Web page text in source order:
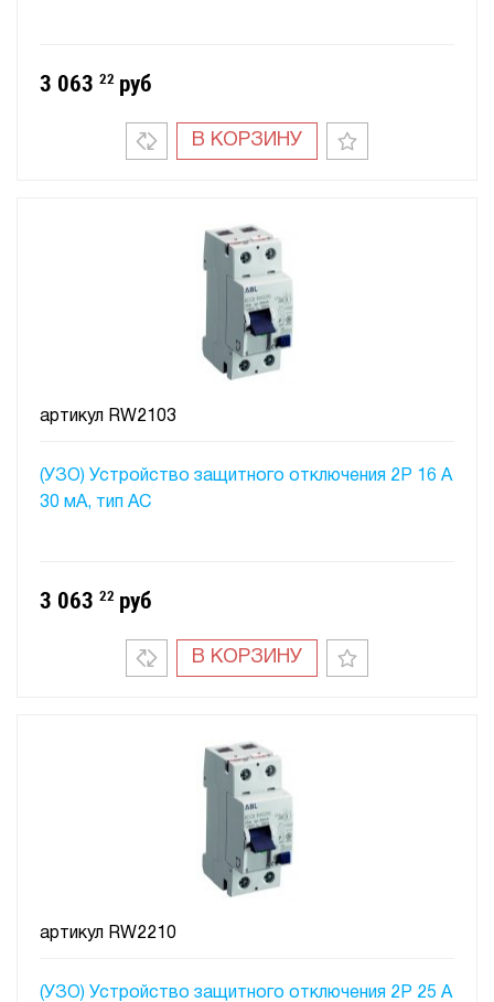
3 063 22 руб
В КОРЗИНУ
(УЗО) Устройство защитного отключения 2P 16 A
30 мA, тип АC
артикул RW2103
3 063 22 руб
В КОРЗИНУ
(УЗО) Устройство защитного отключения 2P 25 A
артикул RW2210